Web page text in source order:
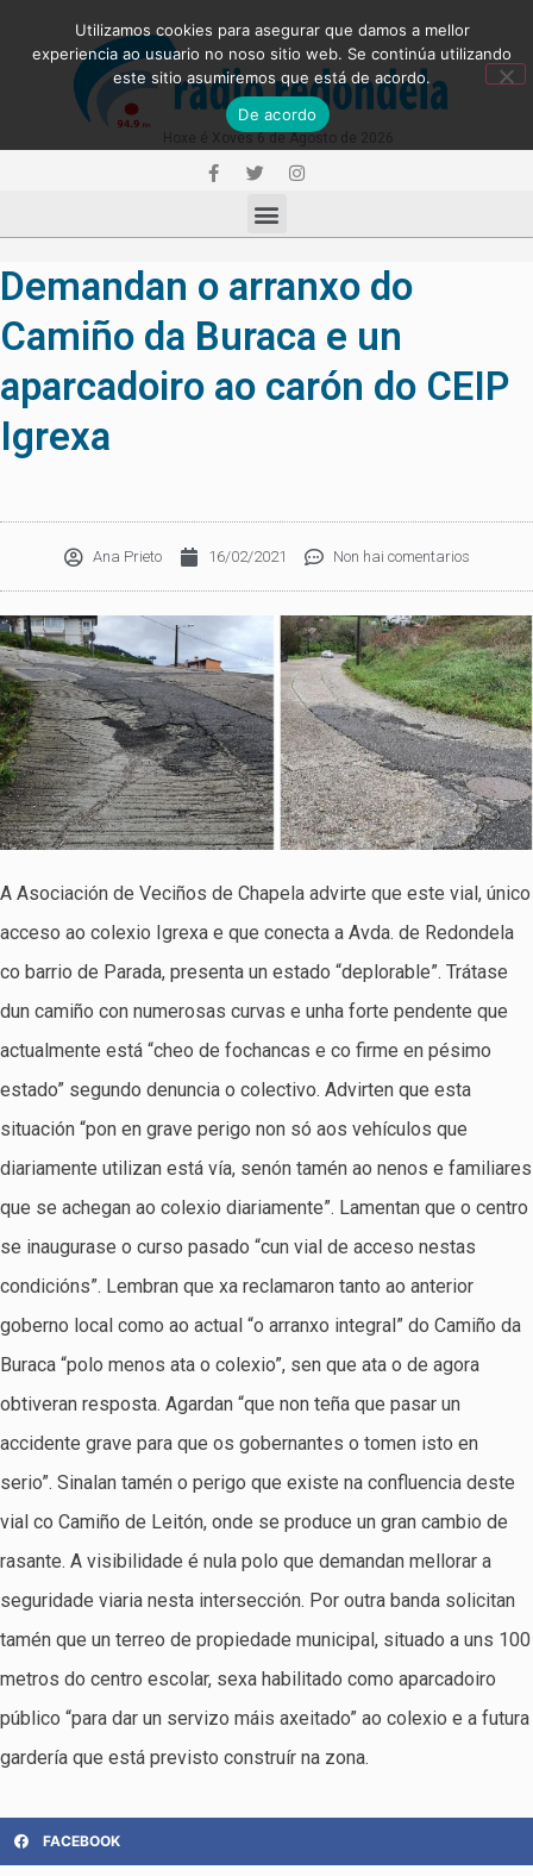
Demandan o arranxo do
Camiño da Buraca e un
aparcadoiro ao carón do CEIP
Igrexa
Ana Prieto 16/02/2021 Non hai comentarios
A Asociación de Veciños de Chapela advirte que este vial, único
acceso ao colexio Igrexa e que conecta a Avda. de Redondela
co barrio de Parada, presenta un estado “deplorable”. Trátase
dun camiño con numerosas curvas e unha forte pendente que
actualmente está “cheo de fochancas e co firme en pésimo
estado” segundo denuncia o colectivo. Advirten que esta
situación “pon en grave perigo non só aos vehículos que
diariamente utilizan está vía, senón tamén ao nenos e familiares
que se achegan ao colexio diariamente”. Lamentan que o centro
se inaugurase o curso pasado “cun vial de acceso nestas
condicións”. Lembran que xa reclamaron tanto ao anterior
goberno local como ao actual “o arranxo integral” do Camiño da
Buraca “polo menos ata o colexio”, sen que ata o de agora
obtiveran resposta. Agardan “que non teña que pasar un
accidente grave para que os gobernantes o tomen isto en
serio”. Sinalan tamén o perigo que existe na confluencia deste
vial co Camiño de Leitón, onde se produce un gran cambio de
rasante. A visibilidade é nula polo que demandan mellorar a
seguridade viaria nesta intersección. Por outra banda solicitan
tamén que un terreo de propiedade municipal, situado a uns 100
metros do centro escolar, sexa habilitado como aparcadoiro
público “para dar un servizo máis axeitado” ao colexio e a futura
gardería que está previsto construír na zona.
FACEBOOK
Utilizamos cookies para asegurar que damos a mellor
experiencia ao usuario no noso sitio web. Se continúa utilizando
este sitio asumiremos que está de acordo.
De acordo